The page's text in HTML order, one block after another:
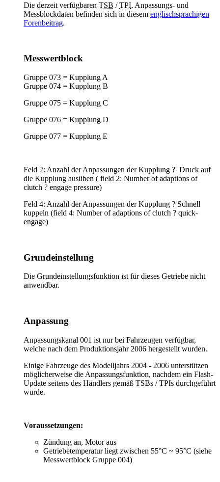
Die derzeit verfügbaren TSB /TPI, Anpassungs- und
Messblockdaten befinden sich in diesem englischsprachigen
Forenbeitrag.
Messwertblock
Gruppe 073 = Kupplung A
Gruppe 074 = Kupplung B
Gruppe 075 = Kupplung C
Gruppe 076 = Kupplung D
Gruppe 077 = Kupplung E
Feld 2: Anzahl der Anpassungen der Kupplung ? Druck auf
die Kupplung ausüben ( field 2: Number of adaptions of
clutch ? engage pressure)
Feld 4: Anzahl der Anpassungen der Kupplung ? Schnell
kuppeln (field 4: Number of adaptions of clutch ? quick-
engage)
Grundeinstellung
Die Grundeinstellungsfunktion ist für dieses Getriebe nicht
anwendbar.
Anpassung
Anpassungskanal 001 ist nur bei Fahrzeugen verfügbar,
welche nach dem Produktionsjahr 2006 hergestellt wurden.
Einige Fahrzeuge des Modelljahrs 2004 - 2006 unterstützen
möglicherweise die Anpassungsfunktion, nachdem ein Flash-
Update seitens des Händlers gemäß TSBs / TPIs durchgeführt
wurde.
Voraussetzungen:
Zündung an, Motor aus
Getriebetemperatur liegt zwischen 55°C ~ 95°C (siehe
Messwertblock Gruppe 004)